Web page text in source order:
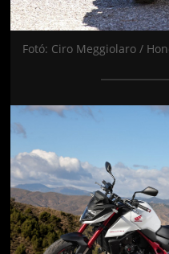
Fotó: Ciro Meggiolaro /
Jön